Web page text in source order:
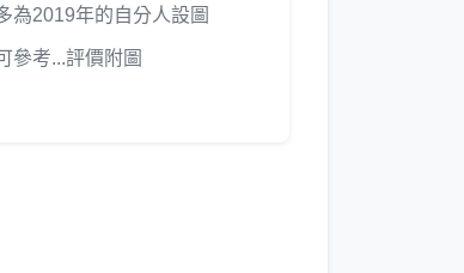
為2019年的自分人設圖
參考...評價附圖